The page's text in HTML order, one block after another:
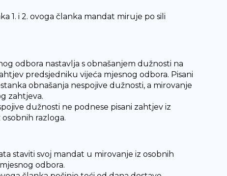
1. i 2. ovoga članka mandat miruje po sili
odbora nastavlja s obnašanjem dužnosti na
predsjedniku vijeća mjesnog odbora. Pisani
obnašanja nespojive dužnosti, a mirovanje
zahtjeva.
dužnosti ne podnese pisani zahtjev iz
razloga.
staviti svoj mandat u mirovanje iz osobnih
odbora.